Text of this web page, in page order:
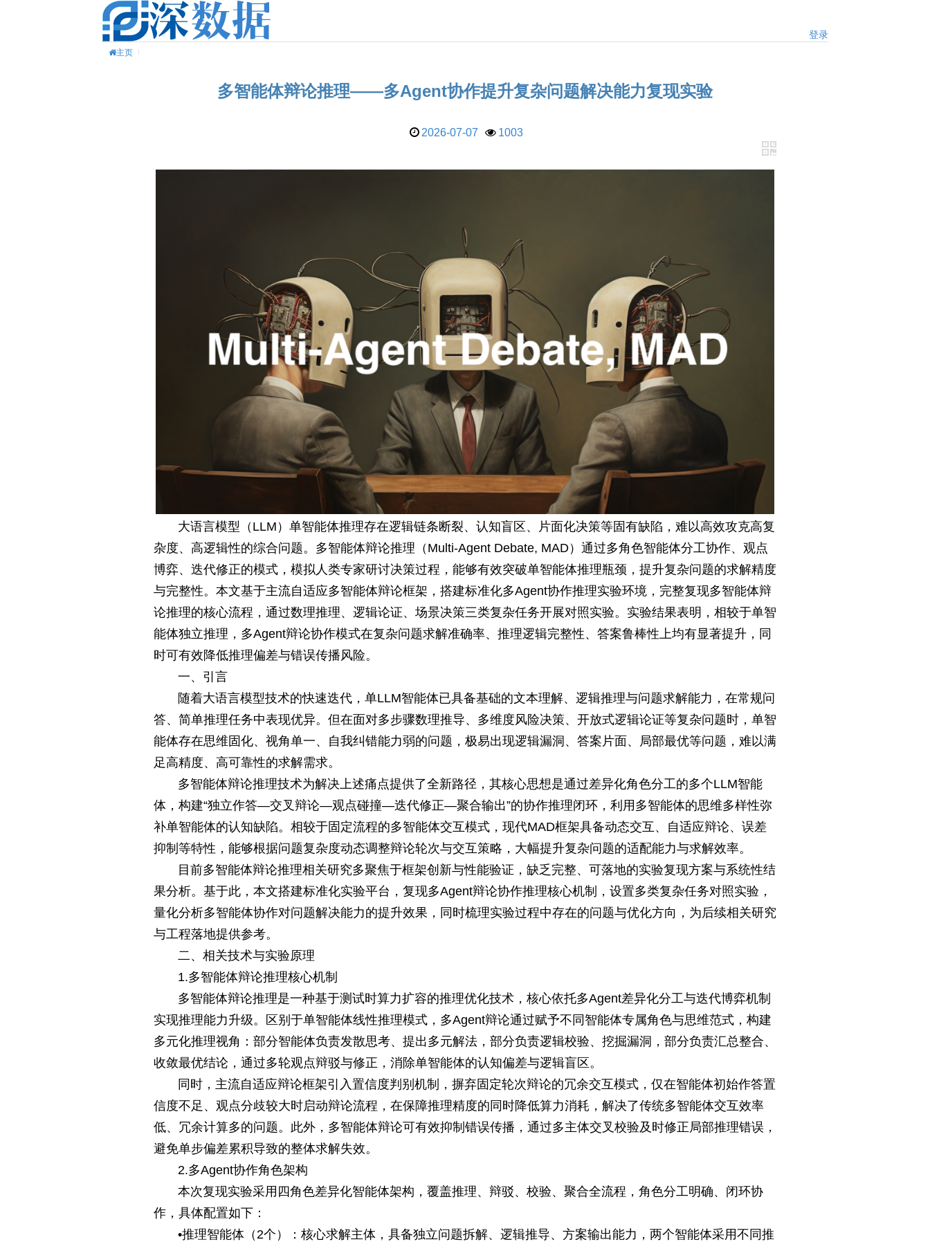
登录
主页
多智能体辩论推理——多Agent协作提升复杂问题解决能力复现实验
2026-07-07 1003
大语言模型（LLM）单智能体推理存在逻辑链条断裂、认知盲区、片面化决策等固有缺陷，难以高效攻克高复
杂度、高逻辑性的综合问题。多智能体辩论推理（Multi-Agent Debate, MAD）通过多角色智能体分工协作、观点
博弈、迭代修正的模式，模拟人类专家研讨决策过程，能够有效突破单智能体推理瓶颈，提升复杂问题的求解精度
与完整性。本文基于主流自适应多智能体辩论框架，搭建标准化多Agent协作推理实验环境，完整复现多智能体辩
论推理的核心流程，通过数理推理、逻辑论证、场景决策三类复杂任务开展对照实验。实验结果表明，相较于单智
能体独立推理，多Agent辩论协作模式在复杂问题求解准确率、推理逻辑完整性、答案鲁棒性上均有显著提升，同
时可有效降低推理偏差与错误传播风险。
一、引言
随着大语言模型技术的快速迭代，单LLM智能体已具备基础的文本理解、逻辑推理与问题求解能力，在常规问
答、简单推理任务中表现优异。但在面对多步骤数理推导、多维度风险决策、开放式逻辑论证等复杂问题时，单智
能体存在思维固化、视角单一、自我纠错能力弱的问题，极易出现逻辑漏洞、答案片面、局部最优等问题，难以满
足高精度、高可靠性的求解需求。
多智能体辩论推理技术为解决上述痛点提供了全新路径，其核心思想是通过差异化角色分工的多个LLM智能
体，构建“独立作答—交叉辩论—观点碰撞—迭代修正—聚合输出”的协作推理闭环，利用多智能体的思维多样性弥
补单智能体的认知缺陷。相较于固定流程的多智能体交互模式，现代MAD框架具备动态交互、自适应辩论、误差
抑制等特性，能够根据问题复杂度动态调整辩论轮次与交互策略，大幅提升复杂问题的适配能力与求解效率。
目前多智能体辩论推理相关研究多聚焦于框架创新与性能验证，缺乏完整、可落地的实验复现方案与系统性结
果分析。基于此，本文搭建标准化实验平台，复现多Agent辩论协作推理核心机制，设置多类复杂任务对照实验，
量化分析多智能体协作对问题解决能力的提升效果，同时梳理实验过程中存在的问题与优化方向，为后续相关研究
与工程落地提供参考。
二、相关技术与实验原理
1.多智能体辩论推理核心机制
多智能体辩论推理是一种基于测试时算力扩容的推理优化技术，核心依托多Agent差异化分工与迭代博弈机制
实现推理能力升级。区别于单智能体线性推理模式，多Agent辩论通过赋予不同智能体专属角色与思维范式，构建
多元化推理视角：部分智能体负责发散思考、提出多元解法，部分负责逻辑校验、挖掘漏洞，部分负责汇总整合、
收敛最优结论，通过多轮观点辩驳与修正，消除单智能体的认知偏差与逻辑盲区。
同时，主流自适应辩论框架引入置信度判别机制，摒弃固定轮次辩论的冗余交互模式，仅在智能体初始作答置
信度不足、观点分歧较大时启动辩论流程，在保障推理精度的同时降低算力消耗，解决了传统多智能体交互效率
低、冗余计算多的问题。此外，多智能体辩论可有效抑制错误传播，通过多主体交叉校验及时修正局部推理错误，
避免单步偏差累积导致的整体求解失效。
2.多Agent协作角色架构
本次复现实验采用四角色差异化智能体架构，覆盖推理、辩驳、校验、聚合全流程，角色分工明确、闭环协
作，具体配置如下：
•推理智能体（2个）：核心求解主体，具备独立问题拆解、逻辑推导、方案输出能力，两个智能体采用不同推